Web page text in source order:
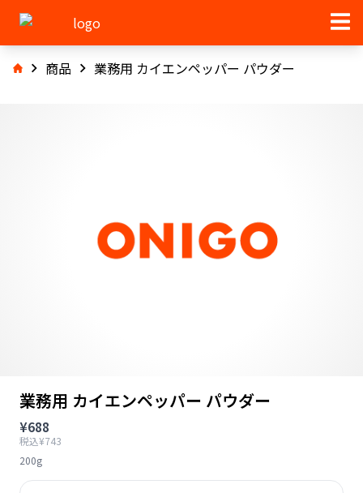
商品 業務用 カイエンペッパー パウダー
業務用 カイエンペッパー パウダー
¥688
税込¥743
200g